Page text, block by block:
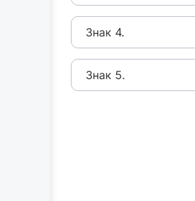
Знак 4.
Знак 5.